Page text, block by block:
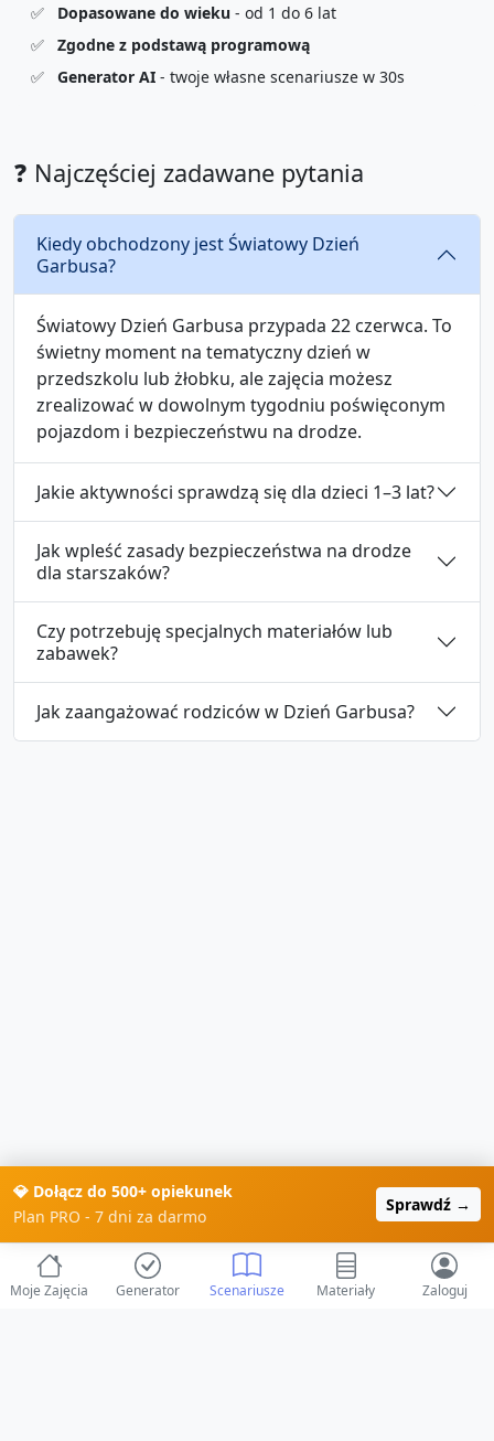
✅
Dopasowane do wieku - od 1 do 6 lat
✅
Zgodne z podstawą programową
✅
Generator AI - twoje własne scenariusze w 30s
❓ Najczęściej zadawane pytania
Kiedy obchodzony jest Światowy Dzień
Garbusa?
Światowy Dzień Garbusa przypada 22 czerwca. To
świetny moment na tematyczny dzień w
przedszkolu lub żłobku, ale zajęcia możesz
zrealizować w dowolnym tygodniu poświęconym
pojazdom i bezpieczeństwu na drodze.
Jakie aktywności sprawdzą się dla dzieci 1–3 lat?
Jak wpleść zasady bezpieczeństwa na drodze
dla starszaków?
Czy potrzebuję specjalnych materiałów lub
zabawek?
Jak zaangażować rodziców w Dzień Garbusa?
💎 Dołącz do 500+ opiekunek
Plan PRO - 7 dni za darmo
Sprawdź →
Moje Zajęcia Generator Scenariusze Materiały Zaloguj